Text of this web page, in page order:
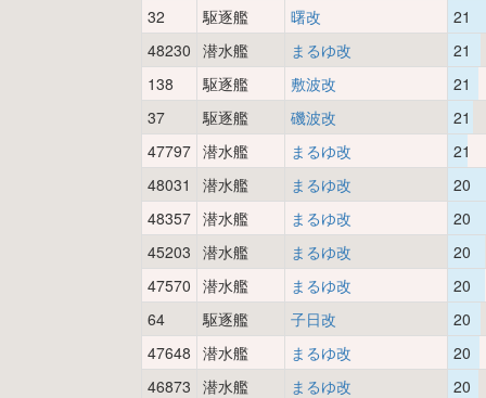
32
駆逐艦 曙改
21
48230 潜水艦 まるゆ改
21
138
駆逐艦 敷波改
21
37
駆逐艦 磯波改
21
47797 潜水艦 まるゆ改
21
48031
潜水艦 まるゆ改
20
48357 潜水艦 まるゆ改
20
45203 潜水艦 まるゆ改
20
47570 潜水艦 まるゆ改
20
64
駆逐艦 子日改
20
47648 潜水艦 まるゆ改
20
46873 潜水艦 まるゆ改
20